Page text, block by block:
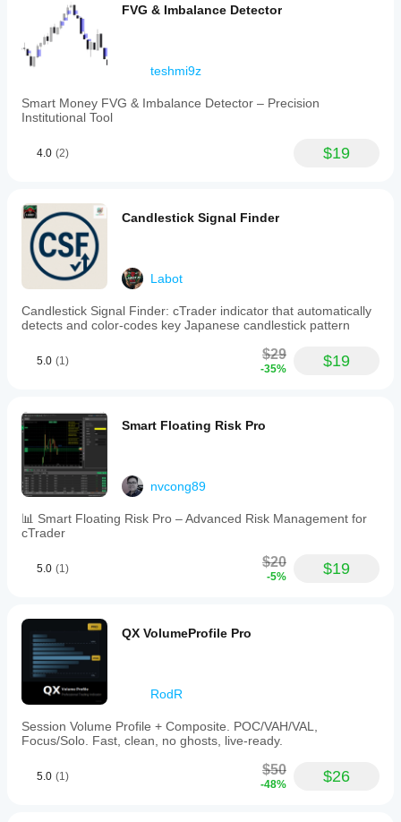
FVG & Imbalance Detector
teshmi9z
Smart Money FVG & Imbalance Detector – Precision
Institutional Tool
4.0 (2) $19
Candlestick Signal Finder
Labot
Candlestick Signal Finder: cTrader indicator that automatically
detects and color-codes key Japanese candlestick pattern
5.0 (1) $29
-35% $19
Smart Floating Risk Pro
nvcong89
📊 Smart Floating Risk Pro – Advanced Risk Management for
cTrader
5.0 (1) $20
-5% $19
QX VolumeProfile Pro
RodR
Session Volume Profile + Composite. POC/VAH/VAL,
Focus/Solo. Fast, clean, no ghosts, live-ready.
5.0 (1) $50
-48% $26